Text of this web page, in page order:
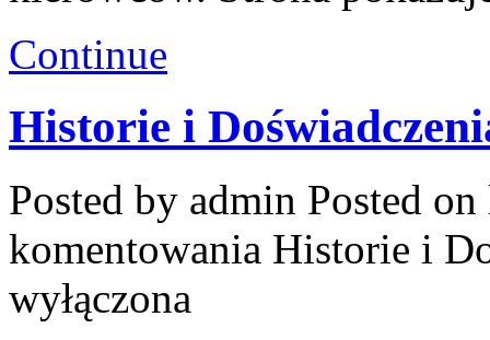
Continue
Historie i
Posted by admin Posted
komentowania Historie i
wyłączona